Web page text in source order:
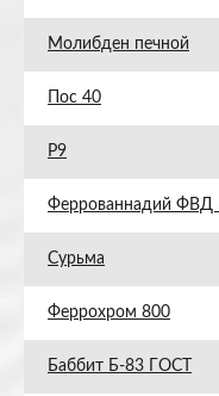
Молибден печной
Пос 40
Р9
Феррованнадий ФВД
Сурьма
Феррохром 800
Баббит Б-83 ГОСТ